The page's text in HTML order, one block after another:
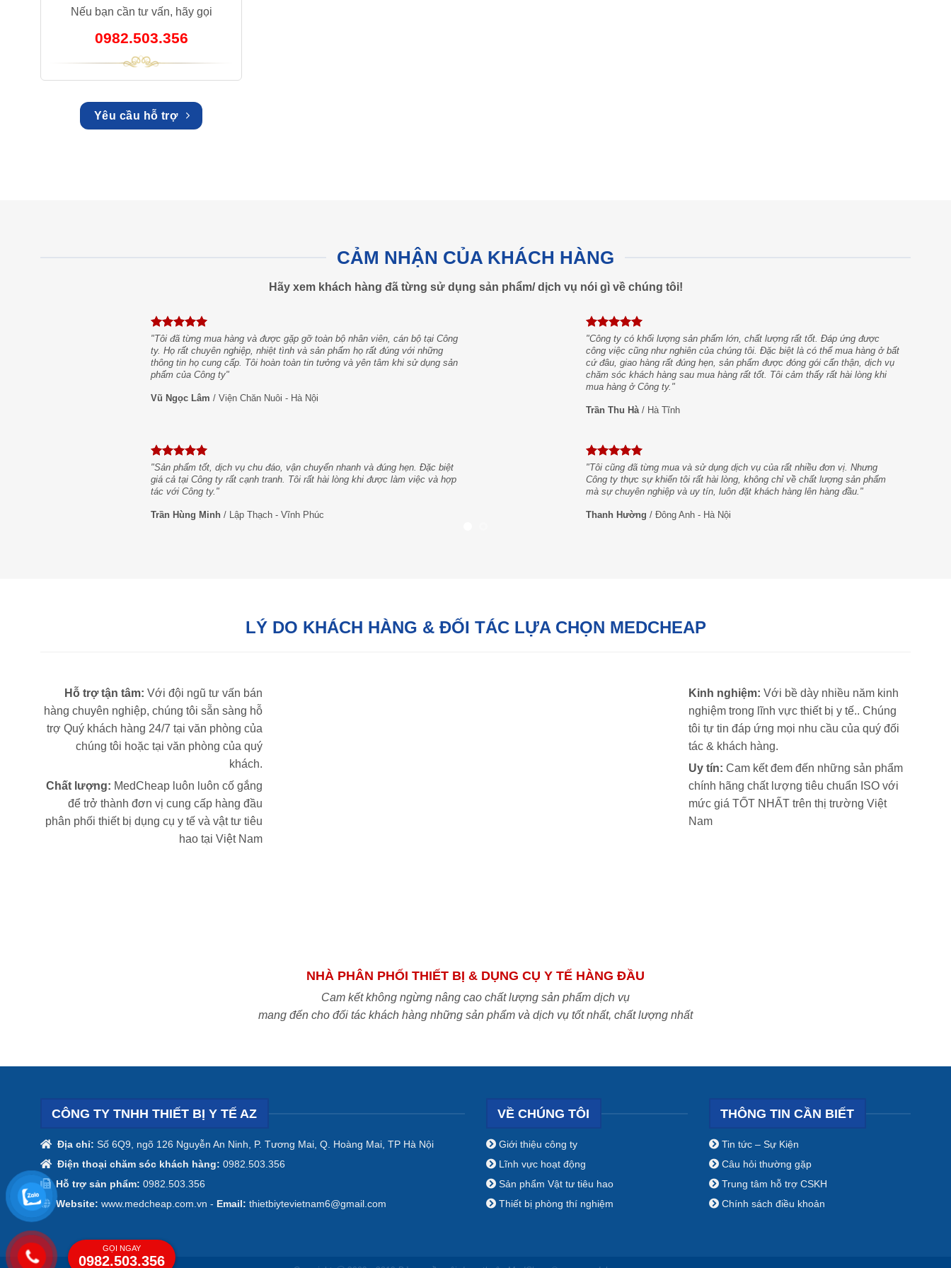
Nếu bạn cần tư vấn, hãy gọi
0982.503.356
Yêu cầu hỗ trợ
CẢM NHẬN CỦA KHÁCH HÀNG
Hãy xem khách hàng đã từng sử dụng sản phẩm/ dịch vụ nói gì về chúng tôi!
"Tôi đã từng mua hàng và được gặp gỡ toàn bộ nhân viên, cán bộ tại Công
ty. Họ rất chuyên nghiệp, nhiệt tình và sản phẩm họ rất đúng với những
thông tin họ cung cấp. Tôi hoàn toàn tin tưởng và yên tâm khi sử dụng sản
phẩm của Công ty"
Vũ Ngọc Lâm / Viện Chăn Nuôi - Hà Nội
"Công ty có khối lượng sản phẩm lớn, chất lượng rất tốt. Đáp ứng được
công việc cũng như nghiên của chúng tôi. Đặc biệt là có thể mua hàng ở bất
cứ đâu, giao hàng rất đúng hẹn, sản phẩm được đóng gói cẩn thận, dịch vụ
chăm sóc khách hàng sau mua hàng rất tốt. Tôi cảm thấy rất hài lòng khi
mua hàng ở Công ty."
Trần Thu Hà / Hà Tĩnh
"Sản phẩm tốt, dịch vụ chu đáo, vận chuyển nhanh và đúng hẹn. Đặc biệt
giá cả tại Công ty rất cạnh tranh. Tôi rất hài lòng khi được làm việc và hợp
tác với Công ty."
Trần Hùng Minh / Lập Thạch - Vĩnh Phúc
"Tôi cũng đã từng mua và sử dụng dịch vụ của rất nhiều đơn vị. Nhưng
Công ty thực sự khiến tôi rất hài lòng, không chỉ về chất lượng sản phẩm
mà sự chuyên nghiệp và uy tín, luôn đặt khách hàng lên hàng đầu."
Thanh Hường / Đông Anh - Hà Nội
LÝ DO KHÁCH HÀNG & ĐỐI TÁC LỰA CHỌN MEDCHEAP
Hỗ trợ tận tâm: Với đội ngũ tư vấn bán
hàng chuyên nghiệp, chúng tôi sẵn sàng hỗ
trợ Quý khách hàng 24/7 tại văn phòng của
chúng tôi hoặc tại văn phòng của quý
khách.
Chất lượng: MedCheap luôn luôn cố gắng
để trở thành đơn vị cung cấp hàng đầu
phân phối thiết bị dụng cụ y tế và vật tư tiêu
hao tại Việt Nam
Kinh nghiệm: Với bề dày nhiều năm kinh
nghiệm trong lĩnh vực thiết bị y tế.. Chúng
tôi tự tin đáp ứng mọi nhu cầu của quý đối
tác & khách hàng.
Uy tín: Cam kết đem đến những sản phẩm
chính hãng chất lượng tiêu chuẩn ISO với
mức giá TỐT NHẤT trên thị trường Việt
Nam
NHÀ PHÂN PHỐI THIẾT BỊ & DỤNG CỤ Y TẾ HÀNG ĐẦU
Cam kết không ngừng nâng cao chất lượng sản phẩm dịch vụ
mang đến cho đối tác khách hàng những sản phẩm và dịch vụ tốt nhất, chất lượng nhất
CÔNG TY TNHH THIẾT BỊ Y TẾ AZ
Địa chỉ: Số 6Q9, ngõ 126 Nguyễn An Ninh, P. Tương Mai, Q. Hoàng Mai, TP Hà Nội
Điện thoại chăm sóc khách hàng: 0982.503.356
Hỗ trợ sản phẩm: 0982.503.356
Website: www.medcheap.com.vn - Email: thietbiytevietnam6@gmail.com
VỀ CHÚNG TÔI
Giới thiệu công ty
Lĩnh vực hoạt động
Sản phẩm Vật tư tiêu hao
Thiết bị phòng thí nghiệm
THÔNG TIN CẦN BIẾT
Tin tức – Sự Kiện
Câu hỏi thường gặp
Trung tâm hỗ trợ CSKH
Chính sách điều khoản
GỌI NGAY
0982.503.356